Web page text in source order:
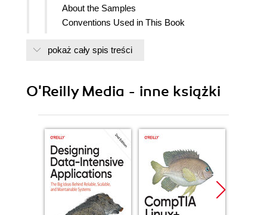
About the Samples
Conventions Used in This Book
OReilly Online Learning
I. Chaos Engineering Fundamentals
Chaos Engineering Addresses the Whole
Sociotechnical System
Locations of Dark Debt
The Process of Chaos Engineering
The Practices of Chaos Engineering
Sandbox/Staging or Production?
pokaż cały spis treści
O'Reilly Media - inne książki